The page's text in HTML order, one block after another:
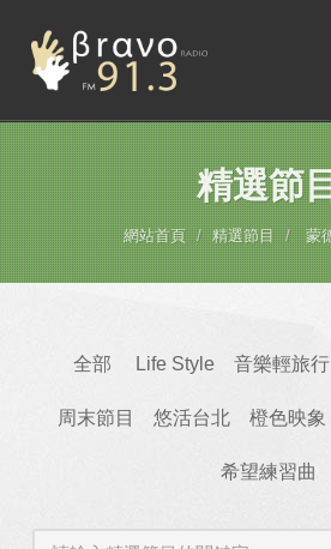
精選節
網站首頁 精選節目 蒙
全部 Life Style 音樂輕旅行
周末節目 悠活台北 橙色映象
希望練習曲